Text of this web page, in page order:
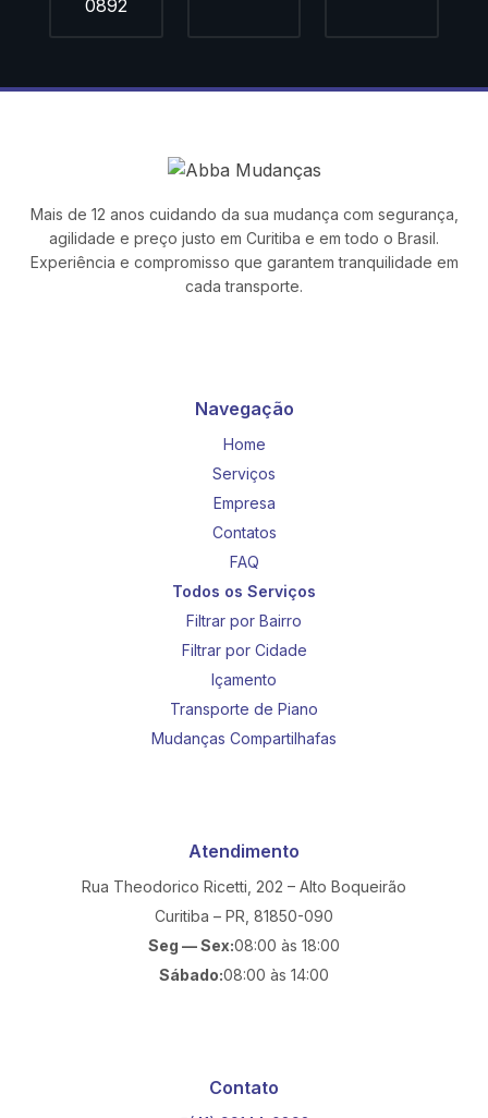
0892
Mais de 12 anos cuidando da sua mudança com segurança,
agilidade e preço justo em Curitiba e em todo o Brasil.
Experiência e compromisso que garantem tranquilidade em
cada transporte.
Navegação
Home
Serviços
Empresa
Contatos
FAQ
Todos os Serviços
Filtrar por Bairro
Filtrar por Cidade
Içamento
Transporte de Piano
Mudanças Compartilhafas
Atendimento
Rua Theodorico Ricetti, 202 – Alto Boqueirão
Curitiba – PR, 81850-090
Seg — Sex:08:00 às 18:00
Sábado:08:00 às 14:00
Contato